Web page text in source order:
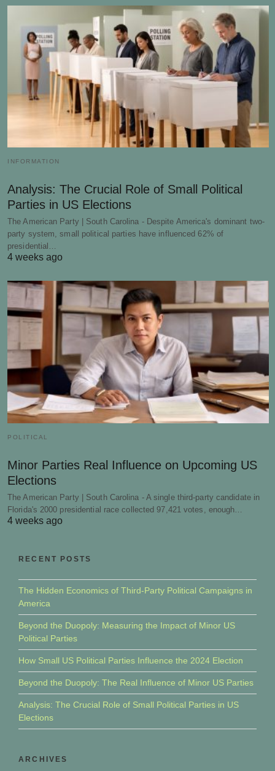
INFORMATION
Analysis: The Crucial Role of Small Political
Parties in US Elections
The American Party | South Carolina - Despite America's dominant two-
party system, small political parties have influenced 62% of
presidential…
4 weeks ago
POLITICAL
Minor Parties Real Influence on Upcoming US
Elections
The American Party | South Carolina - A single third-party candidate in
Florida's 2000 presidential race collected 97,421 votes, enough…
4 weeks ago
RECENT POSTS
The Hidden Economics of Third-Party Political Campaigns in
America
Beyond the Duopoly: Measuring the Impact of Minor US
Political Parties
How Small US Political Parties Influence the 2024 Election
Beyond the Duopoly: The Real Influence of Minor US Parties
Analysis: The Crucial Role of Small Political Parties in US
Elections
ARCHIVES